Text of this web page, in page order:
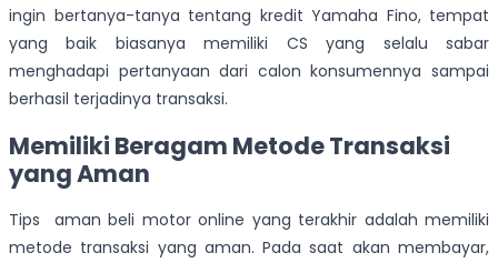
ingin bertanya-tanya tentang kredit Yamaha Fino, tempat
yang baik biasanya memiliki CS yang selalu sabar
menghadapi pertanyaan dari calon konsumennya sampai
berhasil terjadinya transaksi.
Memiliki Beragam Metode Transaksi
yang Aman
Tips aman beli motor online yang terakhir adalah memiliki
metode transaksi yang aman. Pada saat akan membayar,